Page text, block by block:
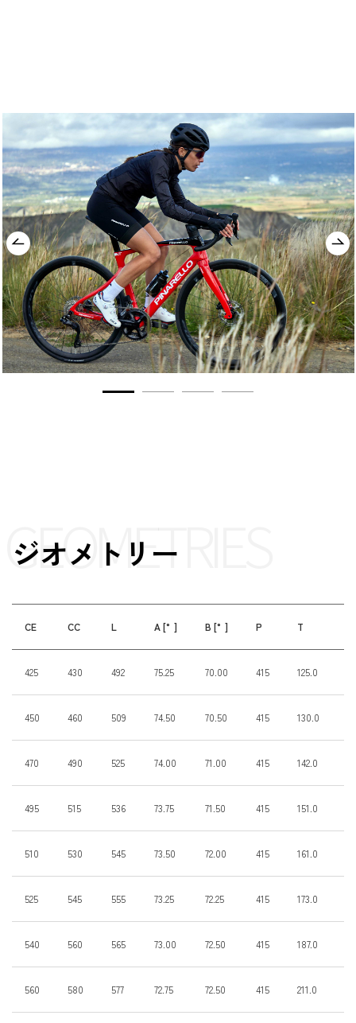
ジオメトリー
GEOMETRIES
CE CC L A [°] B [°] P T
425 430 492 75.25 70.00 415 125.0
450 460 509 74.50 70.50 415 130.0
470 490 525 74.00 71.00 415 142.0
495 515 536 73.75 71.50 415 151.0
510 530 545 73.50 72.00 415 161.0
525 545 555 73.25 72.25 415 173.0
540 560 565 73.00 72.50 415 187.0
560 580 577 72.75 72.50 415 211.0